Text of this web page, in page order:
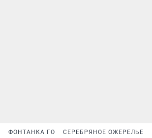
ФОНТАНКА ГО СЕРЕБРЯНОЕ ОЖЕРЕЛЬЕ